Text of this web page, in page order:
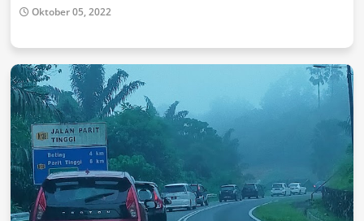
Oktober 05, 2022